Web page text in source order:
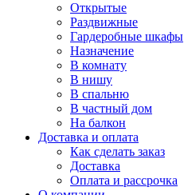
Открытые
Раздвижные
Гардеробные шкафы
Назначение
В комнату
В нишу
В спальню
В частный дом
На балкон
Доставка и оплата
Как сделать заказ
Доставка
Оплата и рассрочка